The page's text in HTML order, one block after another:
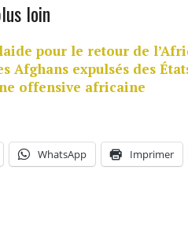
loin
pour le retour de
Afghans expulsés des
offensive africaine
WhatsApp Imprimer